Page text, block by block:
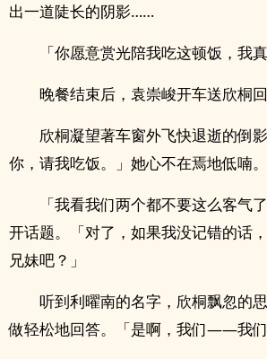
出一道陡长的阴影……
「你愿意赏光陪我吃这顿饭，我
晚餐结束后，袁崇峻开车送欣桐回
欣桐凝望著车窗外飞快退逝的倒
你，请我吃饭。」她心不在焉地低喃。
「我看我们两个都不要这么客气
开话题。「对了，如果我没记错的话
兄‍‌妹​‌­吧？」
听到利曜南的名字，欣桐飘忽的
做轻松地回答。「是啊，我们——我们